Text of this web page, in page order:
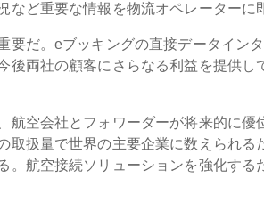
ど重要な情報を物流オペレーターに
要だ。eブッキングの直接データイン
後両社の顧客にさらなる利益を提供し
航空会社とフォワーダーが将来的に優
取扱量で世界の主要企業に数えられる
。航空接続ソリューションを強化する